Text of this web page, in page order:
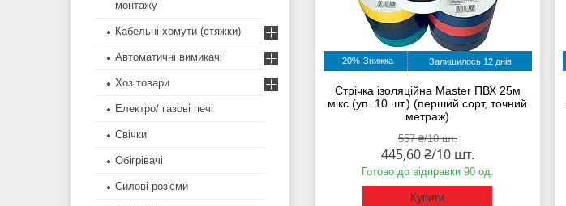
–20% Залишилось 12 днів
Стрічка ізоляційна Master ПВХ 25м
мікс (уп. 10 шт.) (перший сорт, точний
метраж)
557 ₴/10 шт.
445,60 ₴/10 шт.
Готово до відправки 90 од.
Купити
монтажу
Кабельні хомути (стяжки)
Автоматичні вимикачі
Хоз товари
Електро/ газові печі
Свічки
Обігрівачі
Силові роз'єми